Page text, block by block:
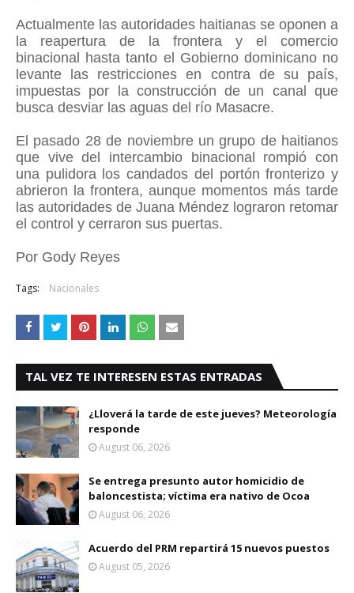
Actualmente las autoridades haitianas se oponen a
la reapertura de la frontera y el comercio
binacional hasta tanto el Gobierno dominicano no
levante las restricciones en contra de su país,
impuestas por la construcción de un canal que
busca desviar las aguas del río Masacre.
El pasado 28 de noviembre un grupo de haitianos
que vive del intercambio binacional rompió con
una pulidora los candados del portón fronterizo y
abrieron la frontera, aunque momentos más tarde
las autoridades de Juana Méndez lograron retomar
el control y cerraron sus puertas.
Por Gody Reyes
Tags: Nacionales
TAL VEZ TE INTERESEN ESTAS ENTRADAS
¿Lloverá la tarde de este jueves? Meteorología
responde
August 06, 2026
Se entrega presunto autor homicidio de
baloncestista; víctima era nativo de Ocoa
August 06, 2026
Acuerdo del PRM repartirá 15 nuevos puestos
August 05, 2026